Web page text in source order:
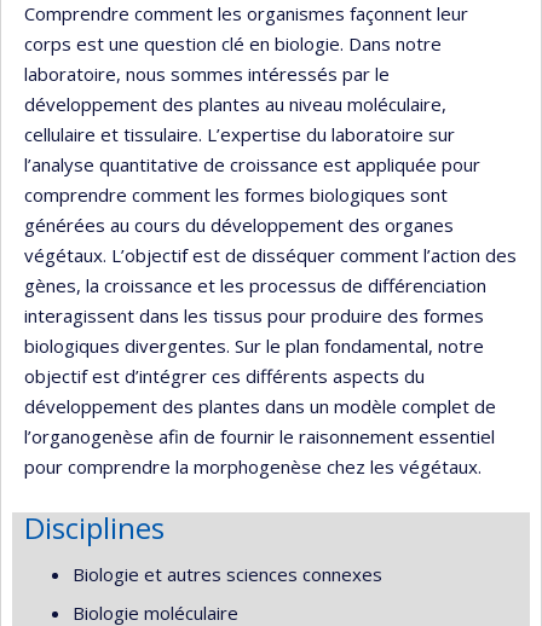
Comprendre comment les organismes façonnent leur
corps est une question clé en biologie. Dans notre
laboratoire, nous sommes intéressés par le
développement des plantes au niveau moléculaire,
cellulaire et tissulaire. L’expertise du laboratoire sur
l’analyse quantitative de croissance est appliquée pour
comprendre comment les formes biologiques sont
générées au cours du développement des organes
végétaux. L’objectif est de disséquer comment l’action des
gènes, la croissance et les processus de différenciation
interagissent dans les tissus pour produire des formes
biologiques divergentes. Sur le plan fondamental, notre
objectif est d’intégrer ces différents aspects du
développement des plantes dans un modèle complet de
l’organogenèse afin de fournir le raisonnement essentiel
pour comprendre la morphogenèse chez les végétaux.
Disciplines
Biologie et autres sciences connexes
Biologie moléculaire